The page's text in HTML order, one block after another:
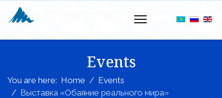
Events
You are here: Home
Events
Выставка «Обаяние реального мира»